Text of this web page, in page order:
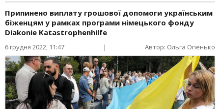
Припинено виплату грошової допомоги українським
біженцям у рамках програми німецького фонду
Diakonie Katastrophenhilfe
6 грудня 2022, 11:47 | Автор: Ольга Опенько